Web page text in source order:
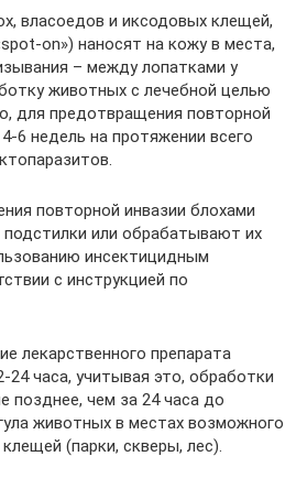
власоедов и иксодовых клещей,
on») наносят на кожу в места,
– между лопатками у
животных с лечебной целью
для предотвращения повторной
6 недель на протяжении всего
повторной инвазии блохами
или обрабатывают их
инсектицидным
с инструкцией по
лекарственного препарата
24 часа, учитывая это, обработки
позднее, чем за 24 часа до
животных в местах возможного
(парки, скверы, лес).